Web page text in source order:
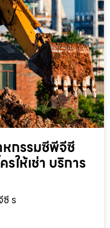
หกรรมซีพีจีซี
ให้เช่า บริการ
ร